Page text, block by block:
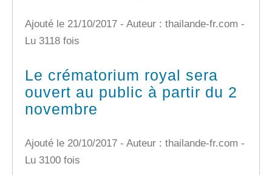
Ajouté le 21/10/2017 - Auteur : thailande-fr.com -
Lu 3118 fois
Le crématorium royal sera
ouvert au public à partir du 2
novembre
Ajouté le 20/10/2017 - Auteur : thailande-fr.com -
Lu 3100 fois